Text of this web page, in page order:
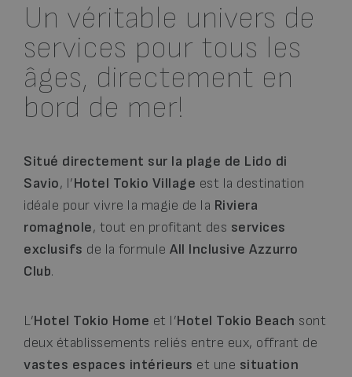
Un véritable univers de
services pour tous les
âges, directement en
bord de mer!
Situé directement sur la plage de Lido di
Savio, l’Hotel Tokio Village est la destination
idéale pour vivre la magie de la Riviera
romagnole, tout en profitant des services
exclusifs de la formule All Inclusive Azzurro
Club.
L’Hotel Tokio Home et l’Hotel Tokio Beach sont
deux établissements reliés entre eux, offrant de
vastes espaces intérieurs et une situation